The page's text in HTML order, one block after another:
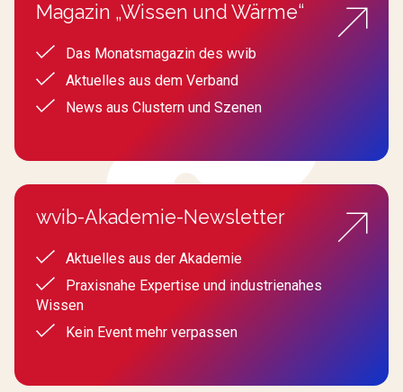
Magazin „Wissen und Wärme“
Das Monatsmagazin des wvib
Aktuelles aus dem Verband
News aus Clustern und Szenen
wvib-Akademie-Newsletter
Aktuelles aus der Akademie
Praxisnahe Expertise und industrienahes
Wissen
Kein Event mehr verpassen